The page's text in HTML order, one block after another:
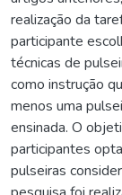
realização da
participante
técnicas de
como instrução
menos uma
ensinada. O
participantes
pulseiras